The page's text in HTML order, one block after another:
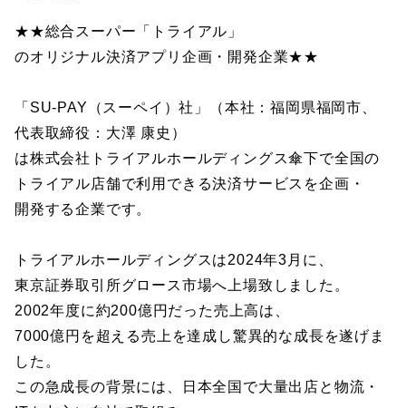
★★総合スーパー「トライアル」
のオリジナル決済アプリ企画・開発企業★★
「SU-PAY（スーペイ）社」（本社：福岡県福岡市、
代表取締役：大澤 康史）
は株式会社トライアルホールディングス傘下で全国の
トライアル店舗で利用できる決済サービスを企画・
開発する企業です。
トライアルホールディングスは2024年3月に、
東京証券取引所グロース市場へ上場致しました。
2002年度に約200億円だった売上高は、
7000億円を超える売上を達成し驚異的な成長を遂げま
した。
この急成長の背景には、日本全国で大量出店と物流・